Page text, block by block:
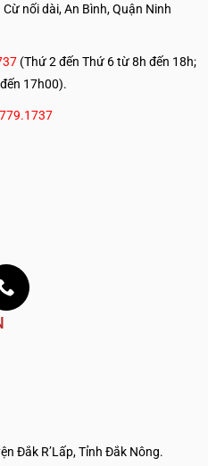
nối dài, An Bình, Quận Ninh
(Thứ 2 đến Thứ 6 từ 8h đến 18h;
17h00).
Đắk R’Lấp, Tỉnh Đắk Nông.